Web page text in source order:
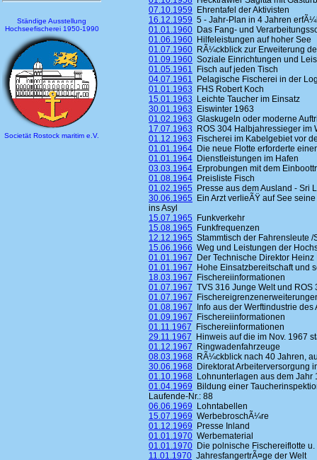
Ständige Ausstellung
Hochseefischerei 1950-1990
Societät Rostock maritim e.V.
07.10.1959 Ehrentafel der Aktivisten
16.12.1959 5 - Jahr-Plan in 4 Jahren
01.01.1960 Das Fang- und
01.06.1960 Hilfeleistungen auf hoher See
01.07.1960 RÃ¼ckblick zur Erweiterung
01.09.1960 Soziale Einrichtungen und
01.05.1961 Fisch auf jeden Tisch
04.07.1961 Pelagische Fischerei in der
01.01.1963 FHS Robert Koch
15.01.1963 Leichte Taucher im Einsatz
30.01.1963 Eiswinter 1963
01.02.1963 Glaskugeln oder moderne
17.07.1963 ROS 304 Halbjahressieger im
01.12.1963 Fischerei im Kabelgebiet vor
01.01.1964 Die neue Flotte erforderte
01.01.1964 Dienstleistungen im Hafen
03.03.1964 Erprobungen mit dem
01.08.1964 Preisliste Fisch
01.02.1965 Presse aus dem Ausland - Sri
30.06.1965 Ein Arzt verlieÃŸ auf See
ins Asyl
15.07.1965 Funkverkehr
15.08.1965 Funkfrequenzen
12.12.1965 Stammtisch der Fahrensleute /
15.06.1966 Weg und Leistungen der
01.01.1967 Der Technische Direktor
01.01.1967 Hohe Einsatzbereitschaft und
18.03.1967 Fischereiinformationen
01.07.1967 TVS 316 Junge Welt und ROS
01.07.1967
01.08.1967 Info aus der Werftindustrie des
01.09.1967 Fischereiinformationen
01.11.1967 Fischereiinformationen
29.11.1967 Hinweis auf die im Nov. 1967
01.12.1967 Ringwadenfahrzeuge
08.03.1968 RÃ¼ckblick nach 40 Jahren,
30.06.1968 Direktorat Arbeiterversorgung
01.10.1968 Lohnunterlagen aus dem Jahr
01.04.1969 Bildung einer
Laufende-Nr.: 88
06.06.1969 Lohntabellen
15.07.1969 WerbebroschÃ¼re
01.12.1969 Presse Inland
01.01.1970 Werbematerial
01.01.1970 Die polnische Fischereiflotte
11.01.1970 JahresfangertrÃ¤ge der Welt